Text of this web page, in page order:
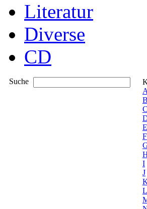
Literatur
Diverse
CD
Suche
A
B
C
E
F
I
J
L